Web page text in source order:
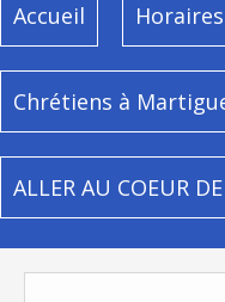
Accueil
Chrétiens à
ALLER AU COEUR